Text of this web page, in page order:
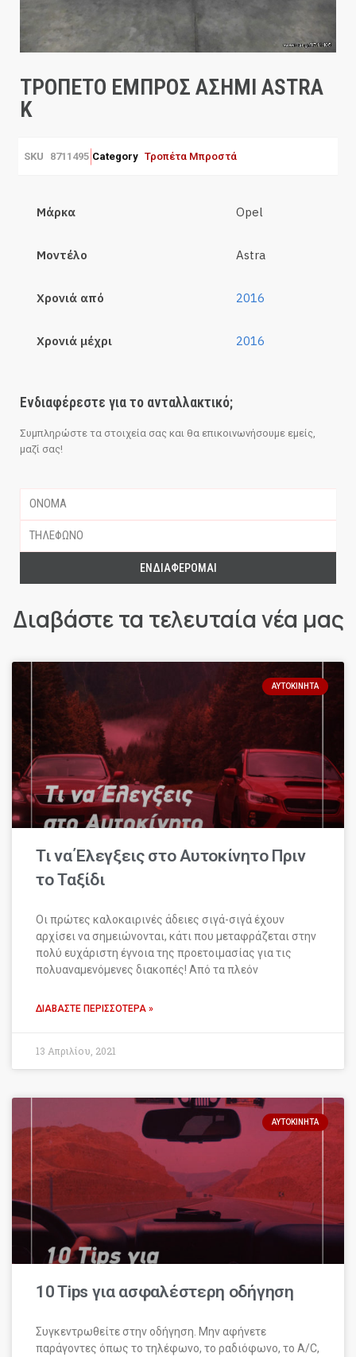
ΤΡΟΠΕΤΟ ΕΜΠΡΟΣ ΑΣΗΜΙ ASTRA
K
SKU 8711495 Category Τροπέτα Μπροστά
Μάρκα Opel
Μοντέλο Astra
Χρονιά από 2016
Χρονιά μέχρι 2016
Ενδιαφέρεστε για το ανταλλακτικό;
Συμπληρώστε τα στοιχεία σας και θα επικοινωνήσουμε εμείς,
μαζί σας!
ΕΝΔΙΑΦΈΡΟΜΑΙ
Διαβάστε τα τελευταία νέα μας
ΑΥΤΟΚΊΝΗΤΑ
Τι να Έλεγξεις στο Αυτοκίνητο Πριν
το Ταξίδι
Οι πρώτες καλοκαιρινές άδειες σιγά-σιγά έχουν
αρχίσει να σημειώνονται, κάτι που μεταφράζεται στην
πολύ ευχάριστη έγνοια της προετοιμασίας για τις
πολυαναμενόμενες διακοπές! Από τα πλεόν
ΔΙΑΒΆΣΤΕ ΠΕΡΙΣΣΌΤΕΡΑ »
13 Απριλίου, 2021
ΑΥΤΟΚΊΝΗΤΑ
10 Tips για ασφαλέστερη οδήγηση
Συγκεντρωθείτε στην οδήγηση. Μην αφήνετε
παράγοντες όπως το τηλέφωνο, το ραδιόφωνο, το A/C,